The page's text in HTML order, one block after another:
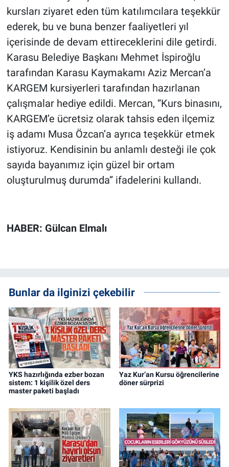
kursları ziyaret eden tüm katılımcılara teşekkür
ederek, bu ve buna benzer faaliyetleri yıl
içerisinde de devam ettireceklerini dile getirdi.
Karasu Belediye Başkanı Mehmet İspiroğlu
tarafından Karasu Kaymakamı Aziz Mercan’a
KARGEM kursiyerleri tarafından hazırlanan
çalışmalar hediye edildi. Mercan, “Kurs binasını,
KARGEM’e ücretsiz olarak tahsis eden ilçemiz
iş adamı Musa Özcan’a ayrıca teşekkür etmek
istiyoruz. Kendisinin bu anlamlı desteği ile çok
sayıda bayanımız için güzel bir ortam
oluşturulmuş durumda” ifadelerini kullandı.
HABER: Gülcan Elmalı
Bunlar da ilginizi çekebilir
YKS hazırlığında ezber bozan
sistem: 1 kişilik özel ders
master paketi başladı
Yaz Kur’an Kursu öğrencilerine
döner sürprizi